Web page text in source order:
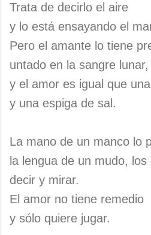
Trata de decirlo el aire
y lo está ensayando el
Pero el amante lo tiene
untado en la sangre lunar,
y el amor es igual que
y una espiga de sal.
La mano de un manco lo
la lengua de un mudo,
decir y mirar.
El amor no tiene remedio
y sólo quiere jugar.